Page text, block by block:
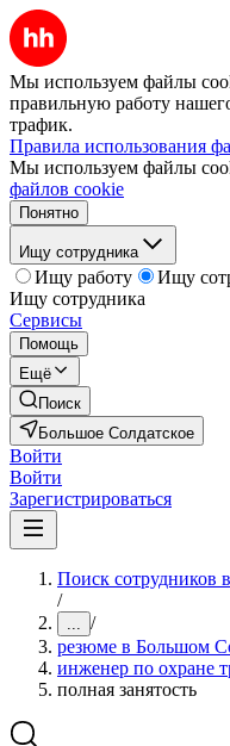
Мы используем файлы
правильную работу
трафик.
Правила использования
Мы используем файлы
файлов cookie
Понятно
Ищу сотрудника
Ищу работу
Ищу
Ищу сотрудника
Сервисы
Помощь
Ещё
Поиск
Большое Солдатское
Войти
Войти
Зарегистрироваться
Поиск сотрудников
/
... /
резюме в Большом
инженер по охране
полная занятость